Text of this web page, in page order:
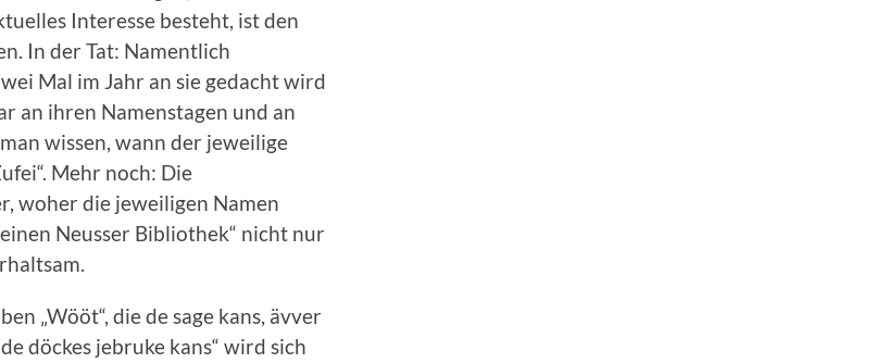
Interesse besteht, ist den
In der Tat: Namentlich
Mal im Jahr an sie gedacht wird
an ihren Namenstagen und an
wissen, wann der jeweilige
Mehr noch: Die
woher die jeweiligen Namen
Neusser Bibliothek“ nicht nur
„Wööt“, die de sage kans, ävver
döckes jebruke kans“ wird sich